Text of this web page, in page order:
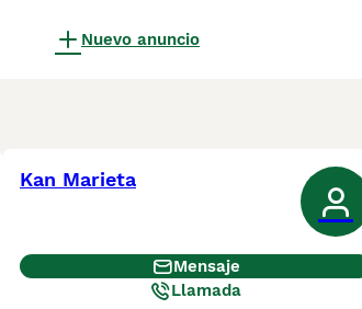
Nuevo anuncio
Kan Marieta
Mensaje
Llamada